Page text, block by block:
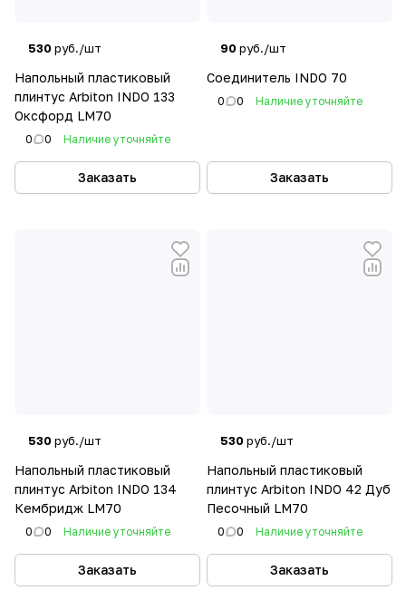
530 руб./шт
Напольный пластиковый
плинтус Arbiton INDO 133
Оксфорд LM70
0 0 Наличие уточняйте
Заказать
90 руб./шт
Соединитель INDO 70
0 0 Наличие уточняйте
Заказать
530 руб./шт
Напольный пластиковый
плинтус Arbiton INDO 134
Кембридж LM70
0 0 Наличие уточняйте
Заказать
530 руб./шт
Напольный пластиковый
плинтус Arbiton INDO 42 Дуб
Песочный LM70
0 0 Наличие уточняйте
Заказать